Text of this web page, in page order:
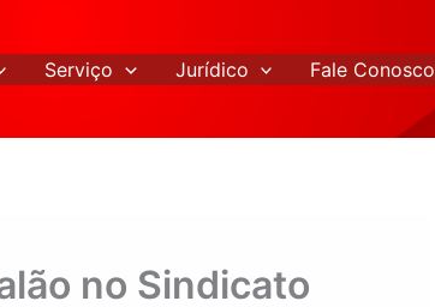
Serviço Jurídico Fale Conosco
no Sindicato